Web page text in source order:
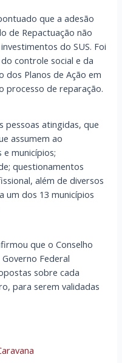
que a adesão
de Repactuação não
do SUS. Foi
controle social e da
dos Planos de Ação em
processo de reparação.
pessoas atingidas, que
assumem ao
municípios;
questionamentos
além de diversos
dos 13 municípios
que o Conselho
Federal
sobre cada
para serem validadas